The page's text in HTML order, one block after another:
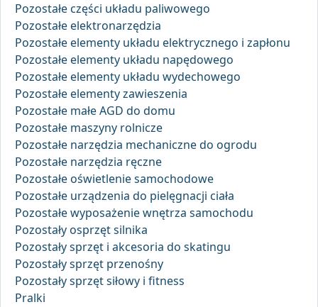
Pozostałe części układu paliwowego
Pozostałe elektronarzędzia
Pozostałe elementy układu elektrycznego i zapłonu
Pozostałe elementy układu napędowego
Pozostałe elementy układu wydechowego
Pozostałe elementy zawieszenia
Pozostałe małe AGD do domu
Pozostałe maszyny rolnicze
Pozostałe narzędzia mechaniczne do ogrodu
Pozostałe narzędzia ręczne
Pozostałe oświetlenie samochodowe
Pozostałe urządzenia do pielęgnacji ciała
Pozostałe wyposażenie wnętrza samochodu
Pozostały osprzęt silnika
Pozostały sprzęt i akcesoria do skatingu
Pozostały sprzęt przenośny
Pozostały sprzęt siłowy i fitness
Pralki